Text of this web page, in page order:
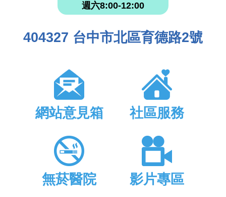
週六8:00-12:00
404327 台中市北區育德路2號
網站意見箱 社區服務
無菸醫院 影片專區